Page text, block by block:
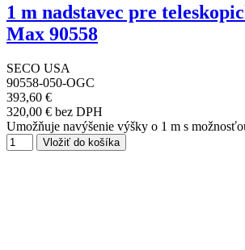
1 m nadstavec pre
Max 90558
SECO USA
90558-050-OGC
393,60 €
320,00 € bez DPH
Umožňuje navýšenie výšky o 1 m s
Vložiť do košíka